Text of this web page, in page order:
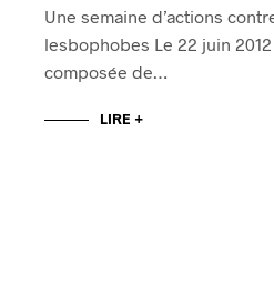
Une semaine d’actions
lesbophobes Le 22 juin
composée de…
LIRE +